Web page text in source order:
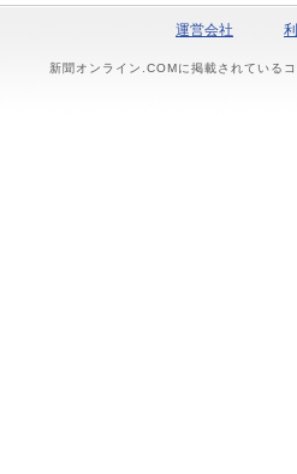
運営会社
新聞オンライン.COMに掲載されている